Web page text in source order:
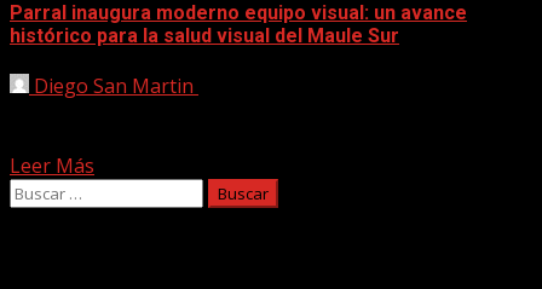
Parral inaugura moderno equipo visual: un avance
histórico para la salud visual del Maule Sur
Diego San Martin
Leer Más
Buscar: